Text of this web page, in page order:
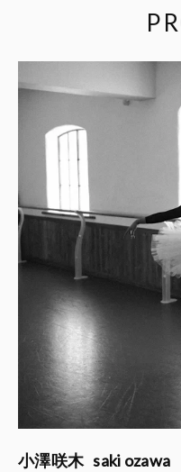
小澤咲木 saki ozawa